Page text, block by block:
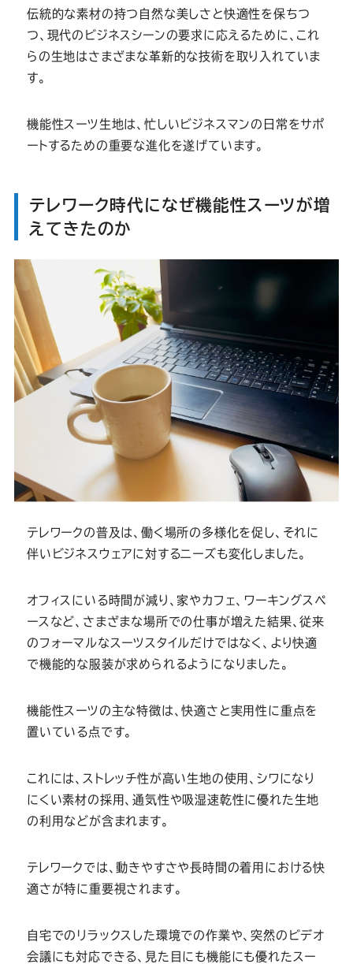
伝統的な素材の持つ自然な美しさと快適性を保ちつ
つ、現代のビジネスシーンの要求に応えるために、これ
らの生地はさまざまな革新的な技術を取り入れていま
す。
機能性スーツ生地は、忙しいビジネスマンの日常をサポ
ートするための重要な進化を遂げています。
テレワーク時代になぜ機能性スーツが増
えてきたのか
テレワークの普及は、働く場所の多様化を促し、それに
伴いビジネスウェアに対するニーズも変化しました。
オフィスにいる時間が減り、家やカフェ、ワーキングスペ
ースなど、さまざまな場所での仕事が増えた結果、従来
のフォーマルなスーツスタイルだけではなく、より快適
で機能的な服装が求められるようになりました。
機能性スーツの主な特徴は、快適さと実用性に重点を
置いている点です。
これには、ストレッチ性が高い生地の使用、シワになり
にくい素材の採用、通気性や吸湿速乾性に優れた生地
の利用などが含まれます。
テレワークでは、動きやすさや長時間の着用における快
適さが特に重要視されます。
自宅でのリラックスした環境での作業や、突然のビデオ
会議にも対応できる、見た目にも機能にも優れたスー